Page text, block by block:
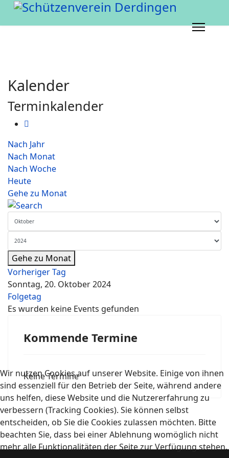
Kalender
Terminkalender
Nach Jahr
Nach Monat
Nach Woche
Heute
Gehe zu Monat
Gehe zu Monat
Vorheriger Tag
Sonntag, 20. Oktober 2024
Folgetag
Es wurden keine Events gefunden
Kommende Termine
Keine Termine
Wir nutzen Cookies auf unserer Website. Einige von ihnen
sind essenziell für den Betrieb der Seite, während andere
uns helfen, diese Website und die Nutzererfahrung zu
verbessern (Tracking Cookies). Sie können selbst
entscheiden, ob Sie die Cookies zulassen möchten. Bitte
beachten Sie, dass bei einer Ablehnung womöglich nicht
mehr alle Funktionalitäten der Seite zur Verfügung stehen.